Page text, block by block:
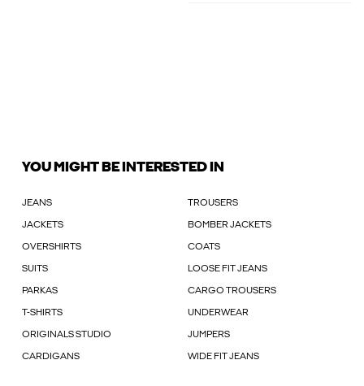
YOU MIGHT BE INTERESTED IN
JEANS TROUSERS
JACKETS BOMBER JACKETS
OVERSHIRTS COATS
SUITS LOOSE FIT JEANS
PARKAS CARGO TROUSERS
T-SHIRTS UNDERWEAR
ORIGINALS STUDIO JUMPERS
CARDIGANS WIDE FIT JEANS